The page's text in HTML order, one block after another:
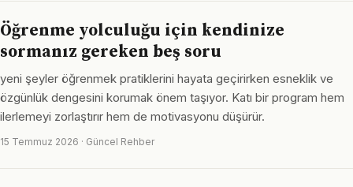
Öğrenme yolculuğu için kendinize
sormanız gereken beş soru
yeni şeyler öğrenmek pratiklerini hayata geçirirken esneklik ve
özgünlük dengesini korumak önem taşıyor. Katı bir program hem
ilerlemeyi zorlaştırır hem de motivasyonu düşürür.
15 Temmuz 2026 · Güncel Rehber